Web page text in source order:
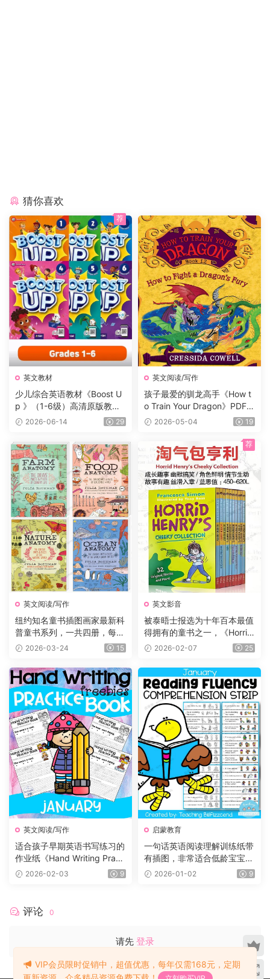
猜你喜欢
英文教材
少儿综合英语教材《Boost U
p 》（1-6级）高清原版教
材，学生书+课本答案试题
2026-06-14 29
荐
英文阅读/写作
孩子最爱的驯龙高手《How t
o Train Your Dragon》PDF书
籍12册+电子书及音频+3册漫
2026-05-04 19
英文阅读/写作
纽约知名童书插图画家最新科
普童书系列，一共四册，每册
225页，自然+海洋+食物+农
有趣，特别适合小朋友们阅
读。
2026-03-24 15
英文影音
被泰晤士报选为十年百本最值
得拥有的童书之一，《Horrid
Henry 》淘气包亨利系列，P
集、电影、练习等
2026-02-07 25
荐
英文阅读/写作
适合孩子早期英语书写练习的
作业纸《Hand Writing Practi
ce Book》12册，每个月有一
2026-02-03 9
启蒙教育
一句话英语阅读理解训练纸带
有插图，非常适合低龄宝宝！
小红书爆款！
2026-01-02 9
评论 0
请先 登录
VIP会员限时促销中，超值优惠，每年仅需168元，定期